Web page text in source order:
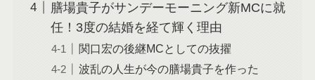
膳場貴子がサンデーモーニング新MCに就
任！3度の結婚を経て輝く理由
関口宏の後継MCとしての抜擢
波乱の人生が今の膳場貴子を作った